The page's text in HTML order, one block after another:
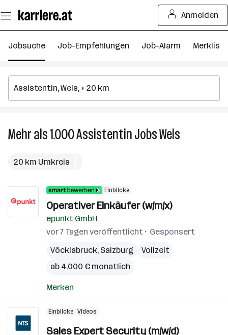
Seiteninhalt
springen
Anmelden
Jobsuche Job-Empfehlungen Job-Alarm Merkliste
Mehr als 1.000AssistentinJobsWels
20 km Umkreis
Einblicke
Operativer Einkäufer (w/m/x)
epunkt GmbH
vor 7 Tagen veröffentlicht
Gesponsert
Vöcklabruck, Salzburg
Vollzeit
ab 4.000 € monatlich
Merken
Einblicke Videos
Sales Expert Security (m/w/d)